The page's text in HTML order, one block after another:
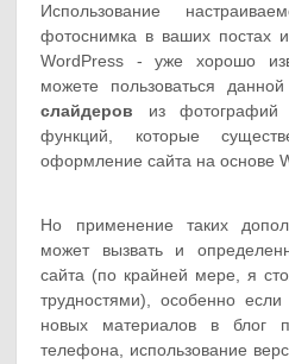
Использование
фотоснимка в ваших постах
WordPress - уже хорошо
можете пользоваться
слайдеров из фотографий
функций, которые
оформление сайта на основе
Но применение таких
может вызвать и
сайта (по крайней мере, я
трудностями), особенно
новых материалов в блог
телефона, использование